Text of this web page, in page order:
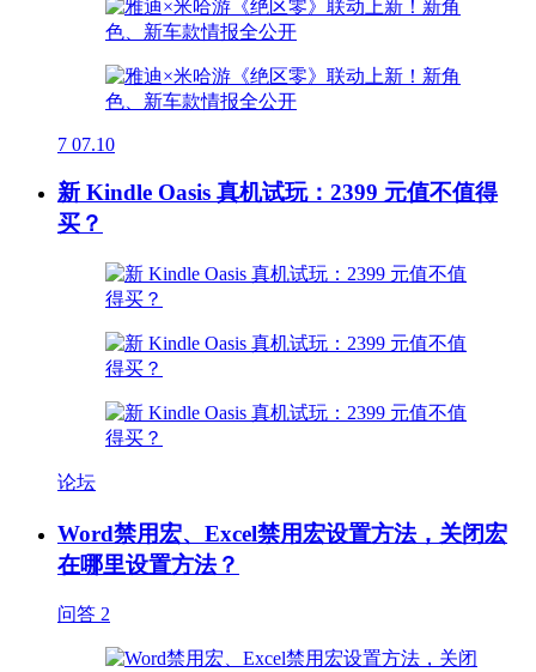
7 07.10
新 Kindle Oasis 真机试玩：2399 元值不值得
买？
论坛
Word禁用宏、Excel禁用宏设置方法，关闭宏
在哪里设置方法？
问答 2